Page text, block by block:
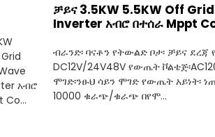
ቻይና 3.5KW 5.5KW Off
Inverter አብሮ በተሰራ Mppt
ብራንድ፡ ባናቶን የትውልድ ቦታ፡ ቻይና ደረጃ
DC12V/24V48V የውጤት
ሞገድ፡ንፁህ ሳይን ሞገድ የውጤት አይነት፡
10000 ቁራጭ/ቁራጭ በየሞ...